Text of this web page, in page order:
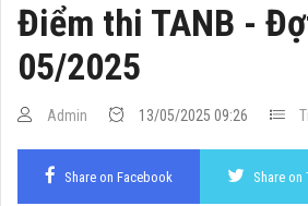
Điểm thi TANB -
05/2025
Admin 13/05/2025 09:26
Share on Facebook Share